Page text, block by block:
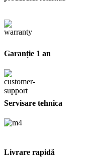
Garanție 1 an
Servisare tehnica
Livrare rapidă